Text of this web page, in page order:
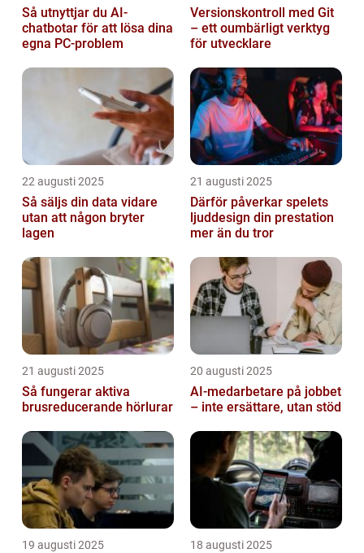
Så utnyttjar du AI-
chatbotar för att lösa dina
egna PC-problem
Versionskontroll med Git
– ett oumbärligt verktyg
för utvecklare
22 augusti 2025
Så säljs din data vidare
utan att någon bryter
lagen
21 augusti 2025
Därför påverkar spelets
ljuddesign din prestation
mer än du tror
21 augusti 2025
Så fungerar aktiva
brusreducerande hörlurar
20 augusti 2025
AI‑medarbetare på jobbet
– inte ersättare, utan stöd
19 augusti 2025 18 augusti 2025